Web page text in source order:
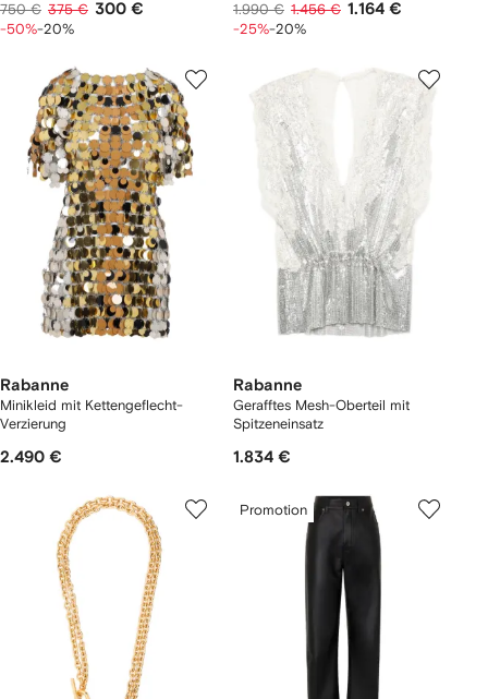
750 € 375 € 300 €
-50%-20%
1.990 € 1.456 € 1.164 €
-25%-20%
Rabanne
Minikleid mit Kettengeflecht-
Verzierung
2.490 €
Rabanne
Gerafftes Mesh-Oberteil mit
Spitzeneinsatz
1.834 €
Promotion